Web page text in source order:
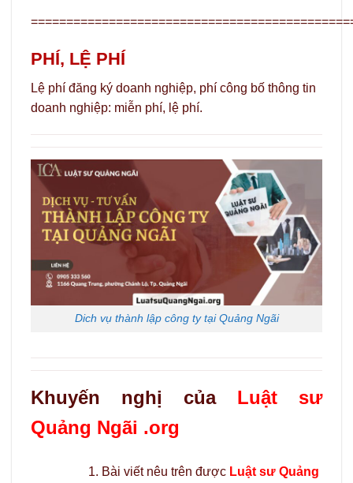
PHÍ, LỆ PHÍ
Lệ phí đăng ký doanh nghiệp, phí công bố thông tin
doanh nghiệp: miễn phí, lệ phí.
Dich vụ thành lập công ty tại Quảng Ngãi
Khuyến nghị của Luật sư
Quảng Ngãi .org
Bài viết nêu trên được Luật sư Quảng